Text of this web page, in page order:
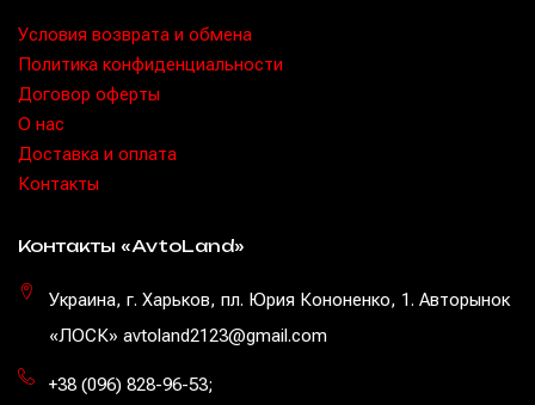
Условия возврата и обмена
Политика конфиденциальности
Договор оферты
O нас
Доставка и оплата
Контакты
Контакты «AvtoLand»
Украина, г. Харьков, пл. Юрия Кононенко, 1. Авторынок
«ЛОСК» avtoland2123@gmail.com
+38 (096) 828-96-53;